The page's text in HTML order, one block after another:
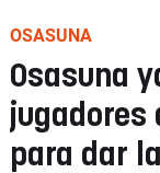
OSASUNA
Osasuna
jugadores
para dar